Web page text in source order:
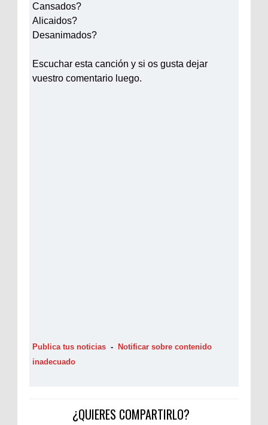
Cansados?
Alicaidos?
Desanimados?
Escuchar esta canción y si os gusta dejar
vuestro comentario luego.
Publica tus noticias - Notificar sobre contenido
inadecuado
¿QUIERES COMPARTIRLO?